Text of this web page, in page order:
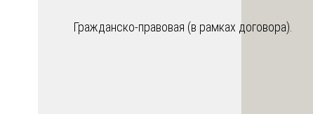
Гражданско-правовая (в рамках договора).